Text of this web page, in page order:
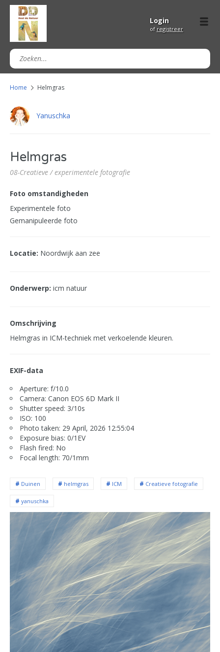
Login
of registreer
Home Helmgras
Yanuschka
Helmgras
08-Creatieve / experimentele fotografie
Foto omstandigheden
Experimentele foto
Gemanipuleerde foto
Locatie: Noordwijk aan zee
Onderwerp: icm natuur
Omschrijving
Helmgras in ICM-techniek met verkoelende kleuren.
EXIF-data
Aperture: f/10.0
Camera: Canon EOS 6D Mark II
Shutter speed: 3/10s
ISO: 100
Photo taken: 29 April, 2026 12:55:04
Exposure bias: 0/1EV
Flash fired: No
Focal length: 70/1mm
Duinen helmgras ICM Creatieve fotografie
yanuschka